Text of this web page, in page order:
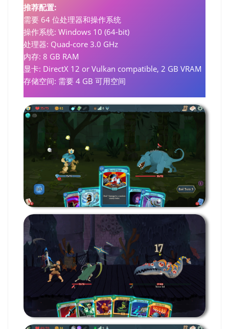
推荐配置:
需要 64 位处理器和操作系统
操作系统: Windows 10 (64-bit)
处理器: Quad-core 3.0 GHz
内存: 8 GB RAM
显卡: DirectX 12 or Vulkan compatible, 2 GB VRAM
存储空间: 需要 4 GB 可用空间